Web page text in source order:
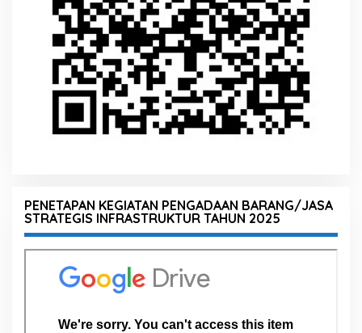
PENETAPAN KEGIATAN PENGADAAN BARANG/JASA
STRATEGIS INFRASTRUKTUR TAHUN 2025